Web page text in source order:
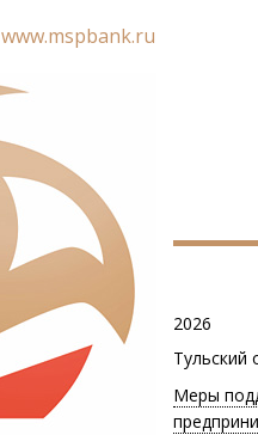
www.mspbank.ru
2026
Тульский
Меры